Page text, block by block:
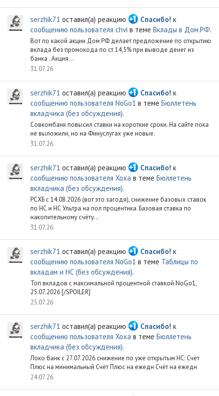
serzhik71 оставил(а) реакцию Спасибо! к
сообщению пользователя chvi в теме Вклады в Дом.РФ.
Вот по какой акции Дом РФ делает предложение по открытию
вклада без промокода по ст.14,5% при выводе денег из
банка . Акция...
31.07.26
serzhik71 оставил(а) реакцию Спасибо! к
сообщению пользователя NoGo1 в теме Бюллетень
вкладчика (без обсуждения).
Совкомбанк повысил ставки на короткие сроки. На сайте пока
не выложили, но на Финуслугах уже новые.
31.07.26
serzhik71 оставил(а) реакцию Спасибо! к
сообщению пользователя Xoxa в теме Бюллетень
вкладчика (без обсуждения).
РСХБ с 14.08.2026 (вот это загодя), снижение базовых ставок
по НС и НС Ультра на пол процентика. Базовая ставка по
накопительному счёту...
31.07.26
serzhik71 оставил(а) реакцию Спасибо! к
сообщению пользователя NoGo1 в теме Таблицы по
вкладам и НС (без обсуждения).
Топ вкладов с максимальной процентной ставкой NoGo1,
25.07.2026 [/SPOILER]
25.07.26
serzhik71 оставил(а) реакцию Спасибо! к
сообщению пользователя Xoxa в теме Бюллетень
вкладчика (без обсуждения).
Локо банк с 27.07.2026 снижение по уже открытым НС: Счёт
Плюс на минимальный Счёт Плюс на ежедн Счёт на ежедн
24.07.26